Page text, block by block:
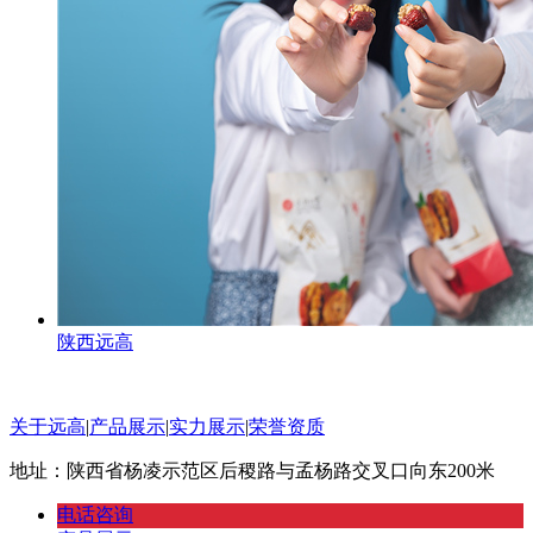
陕西远高
关于远高|产品展示|实力展示|荣誉资质
地址：陕西省杨凌示范区后稷路与孟杨路交叉口向东200米
电话咨询